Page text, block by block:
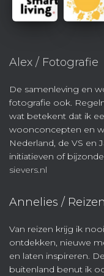
Alex / Fotografie
De samenleving en
fotografie ook.
wat betekent dat ik
woonconcepten en
Nederland, de VS en
initiatieven of
sievers.nl
Annelies / Reizen
Van reizen krijg ik
ontdekken, nieuwe
en laten inspireren.
buitenland benut ik